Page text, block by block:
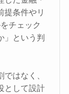
提条件やリ
チェック
」という判
はなく、
として設計